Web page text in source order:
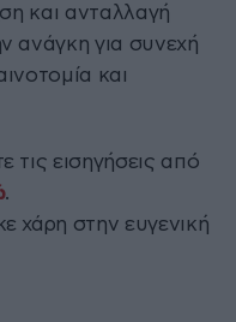
και ανταλλαγή
ανάγκη για συνεχή
και
τις εισηγήσεις από
.
χάρη στην ευγενική